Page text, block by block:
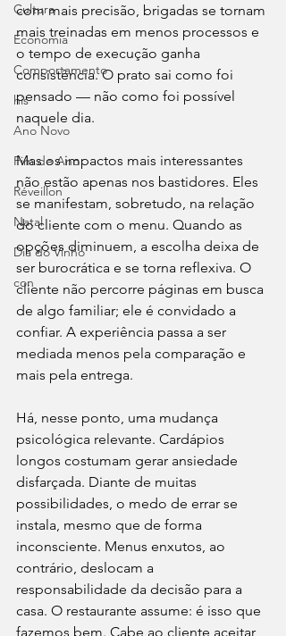
Cultura
Economia
Comportamento
his
Ano Novo
Fim de Ano
Réveillon
Natal
Dia do Vinho
con
com mais precisão, brigadas se tornam
mais treinadas em menos processos e
o tempo de execução ganha
consistência. O prato sai como foi
pensado — não como foi possível
naquele dia.
Mas os impactos mais interessantes
não estão apenas nos bastidores. Eles
se manifestam, sobretudo, na relação
do cliente com o menu. Quando as
opções diminuem, a escolha deixa de
ser burocrática e se torna reflexiva. O
cliente não percorre páginas em busca
de algo familiar; ele é convidado a
confiar. A experiência passa a ser
mediada menos pela comparação e
mais pela entrega.
Há, nesse ponto, uma mudança
psicológica relevante. Cardápios
longos costumam gerar ansiedade
disfarçada. Diante de muitas
possibilidades, o medo de errar se
instala, mesmo que de forma
inconsciente. Menus enxutos, ao
contrário, deslocam a
responsabilidade da decisão para a
casa. O restaurante assume: é isso que
fazemos bem. Cabe ao cliente aceitar